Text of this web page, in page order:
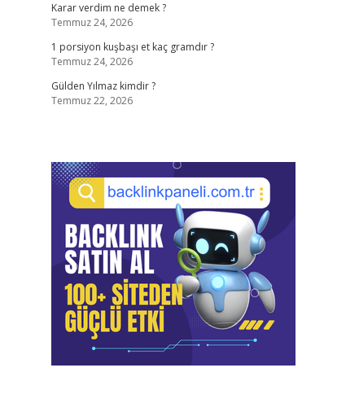
Karar verdim ne demek ?
Temmuz 24, 2026
1 porsiyon kuşbaşı et kaç gramdır ?
Temmuz 24, 2026
Gülden Yılmaz kimdir ?
Temmuz 22, 2026